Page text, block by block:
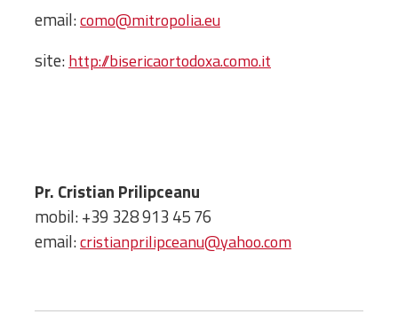
RISORSE
Apostolia Italia
Risorse multimediali
Opinioni Ortodosse
Dalla vita
della”famiglia” della
email:como@mitropolia.eu
site:http://bisericaortodoxa.como.it
Pr. Cristian Prilipceanu
mobil: +39 328 913 45 76
email:cristianprilipceanu@yahoo.com